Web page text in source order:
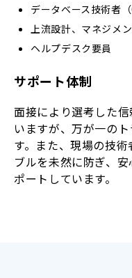
データベース技術者
上流設計、マネジメ
ヘルプデスク要員
サポート体制
面接により選考した
いますが、万が一の
す。また、現場の技
ブルを未然に防ぎ、
ポートしています。